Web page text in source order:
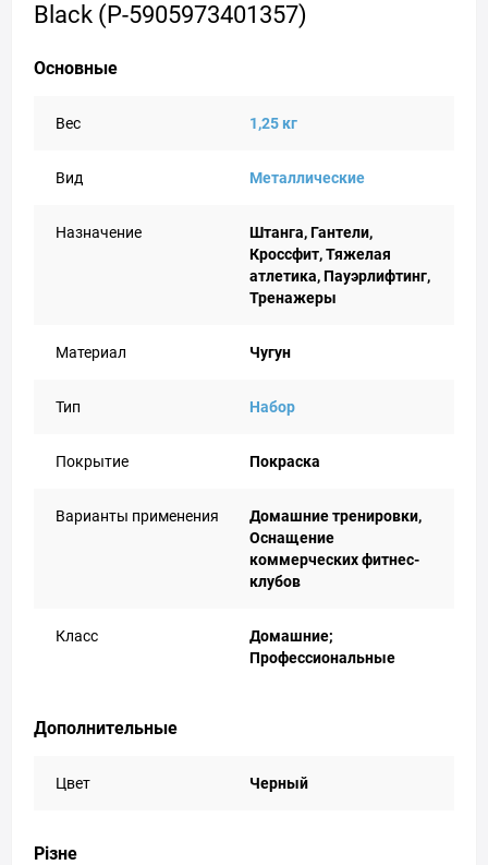
Black (P-5905973401357)
Основные
Вес 1,25 кг
Вид Металлические
Назначение
Штанга, Гантели,
Кроссфит, Тяжелая
атлетика, Пауэрлифтинг,
Тренажеры
Материал Чугун
Тип Набор
Покрытие Покраска
Варианты применения
Домашние тренировки,
Оснащение
коммерческих фитнес-
клубов
Класс
Домашние;
Профессиональные
Дополнительные
Цвет Черный
Різне